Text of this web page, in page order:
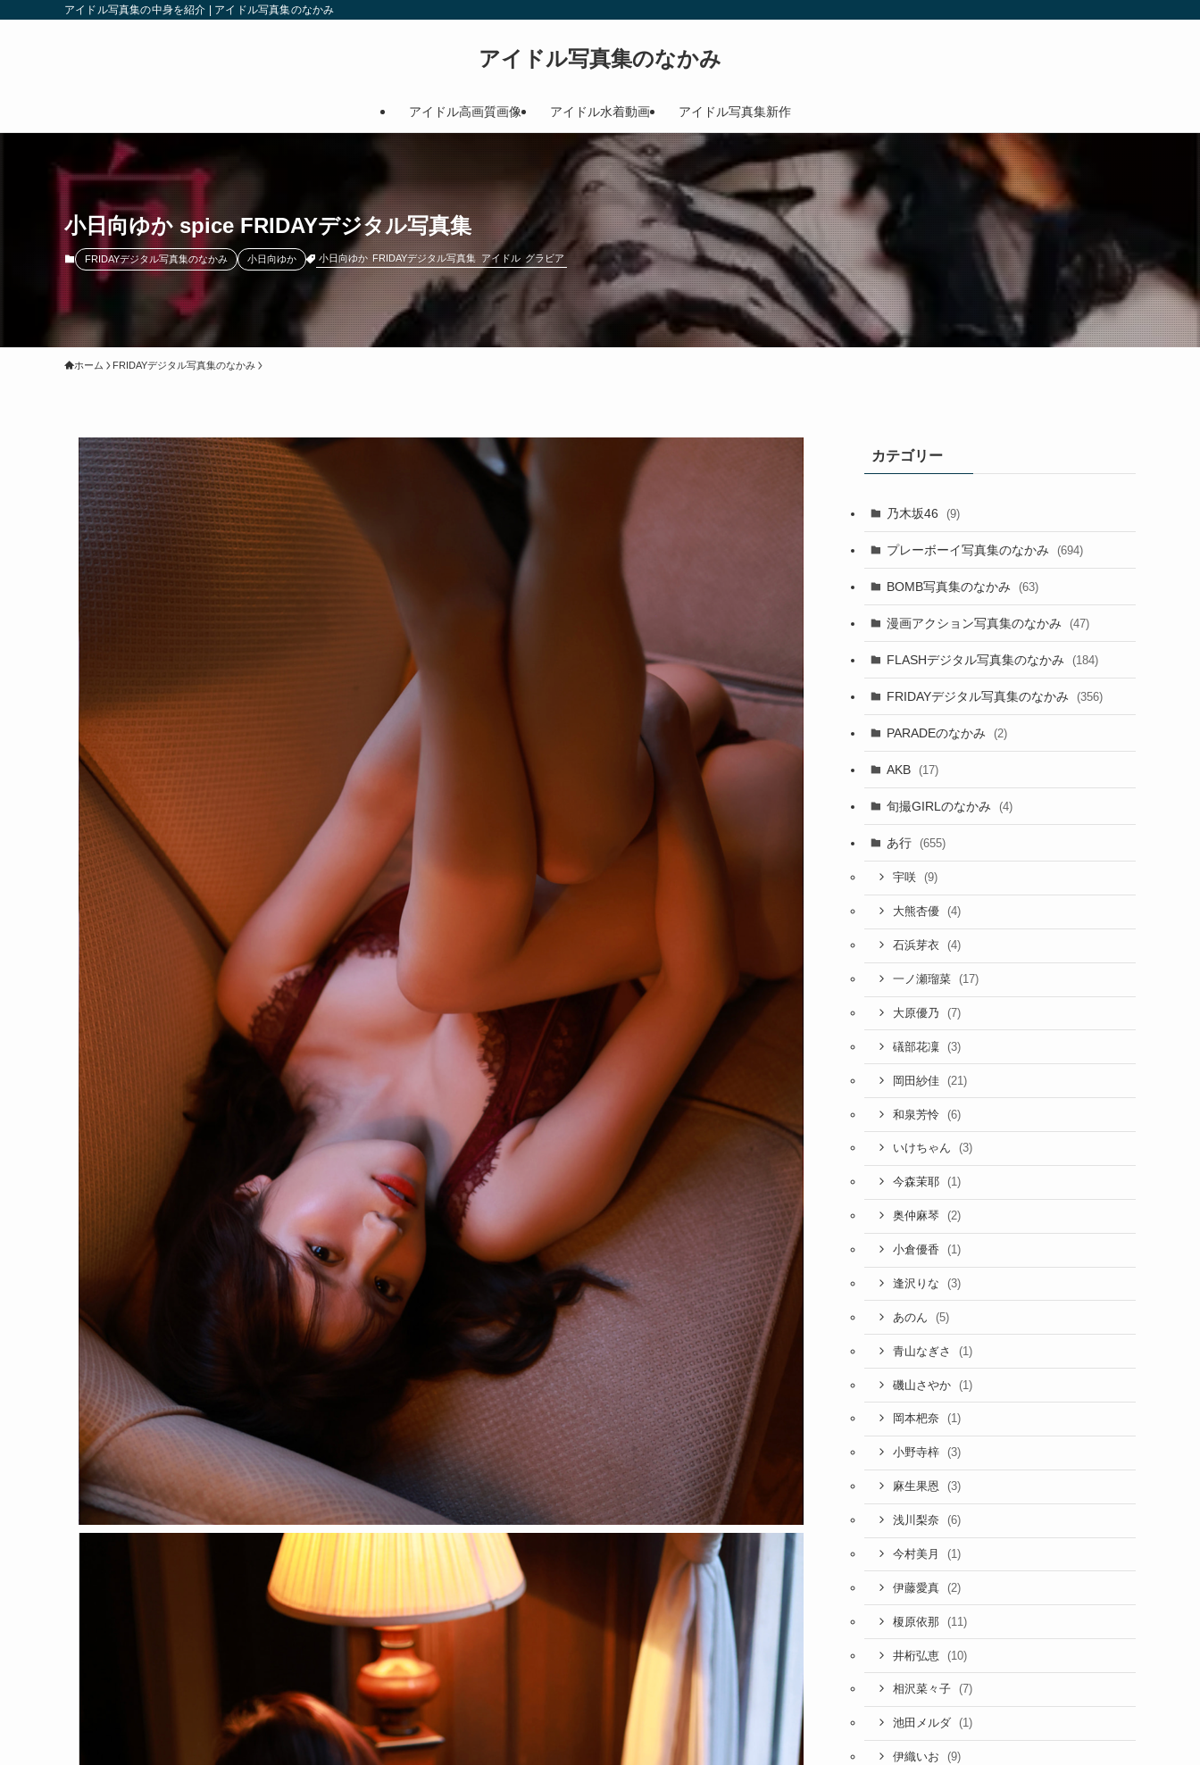
アイドル写真集の中身を紹介 | アイドル写真集のなかみ
アイドル写真集のなかみ
アイドル高画質画像 アイドル水着動画 アイドル写真集新作
小日向ゆか spice FRIDAYデジタル写真集
FRIDAYデジタル写真集のなかみ 小日向ゆか 小日向ゆか FRIDAYデジタル写真集 アイドル グラビア
ホーム FRIDAYデジタル写真集のなかみ
カテゴリー
乃木坂46 (9)
プレーボーイ写真集のなかみ (694)
BOMB写真集のなかみ (63)
漫画アクション写真集のなかみ (47)
FLASHデジタル写真集のなかみ (184)
FRIDAYデジタル写真集のなかみ (356)
PARADEのなかみ (2)
AKB (17)
旬撮GIRLのなかみ (4)
あ行 (655)
宇咲 (9)
大熊杏優 (4)
石浜芽衣 (4)
一ノ瀬瑠菜 (17)
大原優乃 (7)
礒部花凜 (3)
岡田紗佳 (21)
和泉芳怜 (6)
いけちゃん (3)
今森茉耶 (1)
奥仲麻琴 (2)
小倉優香 (1)
逢沢りな (3)
あのん (5)
青山なぎさ (1)
磯山さやか (1)
岡本杷奈 (1)
小野寺梓 (3)
麻生果恩 (3)
浅川梨奈 (6)
今村美月 (1)
伊藤愛真 (2)
榎原依那 (11)
井桁弘恵 (10)
相沢菜々子 (7)
池田メルダ (1)
伊織いお (9)